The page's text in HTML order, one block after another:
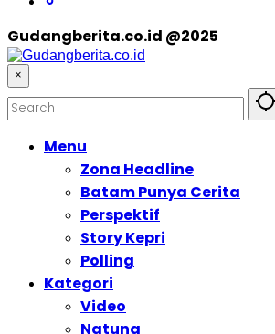
Gudangberita.co.id @2025
×
Menu
Zona Headline
Batam Punya Cerita
Perspektif
Story Kepri
Polling
Kategori
Video
Natuna